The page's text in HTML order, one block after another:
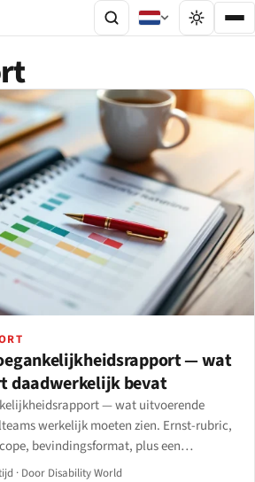
— wat
daadwerkelijk bevat
— wat uitvoerende
werkelijk moeten zien. Ernst-rubric,
bevindingsformat, plus een
voor 2026.
· Door Disability World